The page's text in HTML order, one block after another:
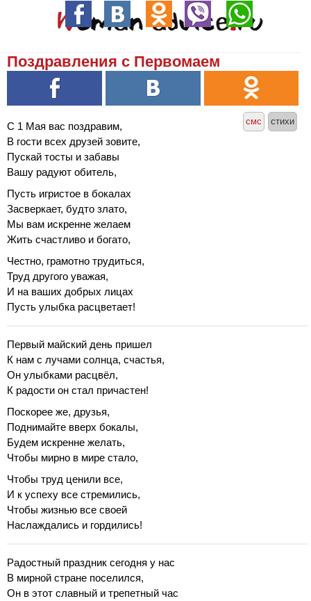
Поздравления с Первомаем
смс стихи
С 1 Мая вас поздравим,
В гости всех друзей зовите,
Пускай тосты и забавы
Вашу радуют обитель,
Пусть игристое в бокалах
Засверкает, будто злато,
Мы вам искренне желаем
Жить счастливо и богато,
Честно, грамотно трудиться,
Труд другого уважая,
И на ваших добрых лицах
Пусть улыбка расцветает!
Первый майский день пришел
К нам с лучами солнца, счастья,
Он улыбками расцвёл,
К радости он стал причастен!
Поскорее же, друзья,
Поднимайте вверх бокалы,
Будем искренне желать,
Чтобы мирно в мире стало,
Чтобы труд ценили все,
И к успеху все стремились,
Чтобы жизнью все своей
Наслаждались и гордились!
Радостный праздник сегодня у нас
В мирной стране поселился,
Он в этот славный и трепетный час